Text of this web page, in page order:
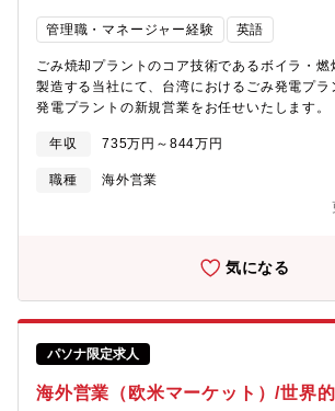
管理職・マネージャー経験 英語
ごみ焼却プラントのコア技術であるボイラ・燃
製造する当社にて、台湾におけるごみ発電プラ
発電プラントの新規営業をお任せいたします。
2001年にかけては4件のごみ発電施設を納入し
台湾では稼働後20年を超えるごみ施設が増加し
伴う施設更新や大規模修繕のニーズが高まって
が社でも2020年に台北支店の営業を再開し、
年収 735万円～844万円
職種
海外営業
気になる
パソナ限定求人
海外営業（欧米マーケット）/世界